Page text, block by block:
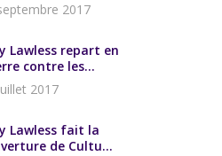
2017
Lawless repart en
contre les...
2017
Lawless fait la
de Cultu...